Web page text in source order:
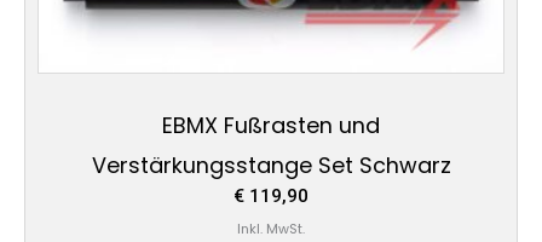
EBMX Fußrasten und
Verstärkungsstange Set Schwarz
€ 119,90
Inkl. MwSt.